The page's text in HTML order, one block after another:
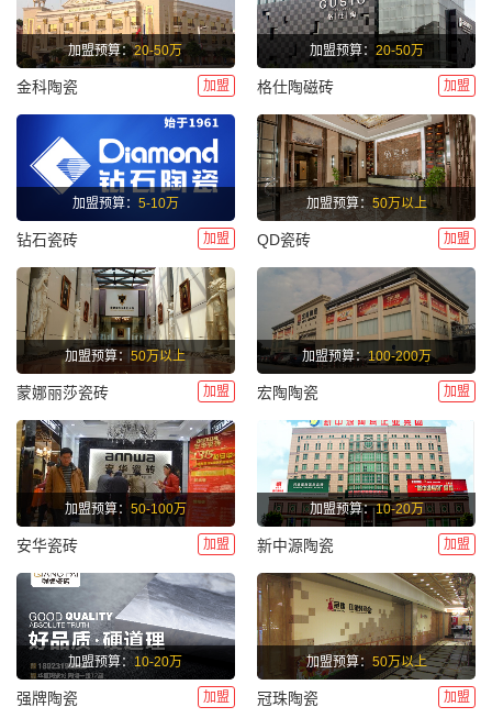
加盟预算：20-50万
金科陶瓷 加盟
加盟预算： 20-50万
格仕陶磁砖 加盟
加盟预算： 5-10万
钻石瓷砖 加盟
加盟预算：50万以上
QD瓷砖 加盟
加盟预算：50万以上
蒙娜丽莎瓷砖 加盟
加盟预算：100-200万
宏陶陶瓷 加盟
加盟预算： 50-100万
安华瓷砖 加盟
加盟预算：10-20万
新中源陶瓷 加盟
加盟预算：10-20万
强牌陶瓷 加盟
加盟预算： 50万以上
冠珠陶瓷 加盟